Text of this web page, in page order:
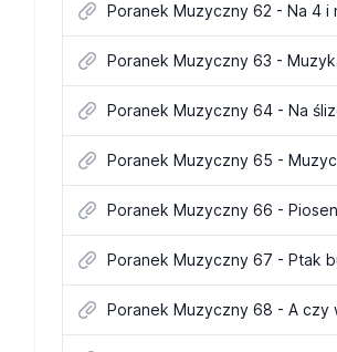
Poranek Muzyczny 62 - Na 4 i
Poranek Muzyczny 63 -
Poranek Muzyczny 64 - Na
Poranek Muzyczny 65 -
Poranek Muzyczny 66 -
Poranek Muzyczny 67 - Ptak
Poranek Muzyczny 68 - A czy